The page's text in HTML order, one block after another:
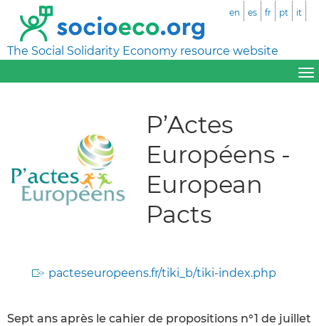
The Social Solidarity Economy resource website
en es fr pt it
P’Actes
Européens -
European
Pacts
pacteseuropeens.fr/tiki_b/tiki-index.php
Sept ans après le cahier de propositions n°1 de juillet